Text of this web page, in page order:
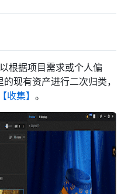
根据项目需求或个人偏
现有资产进行二次归类，
【收集】 。